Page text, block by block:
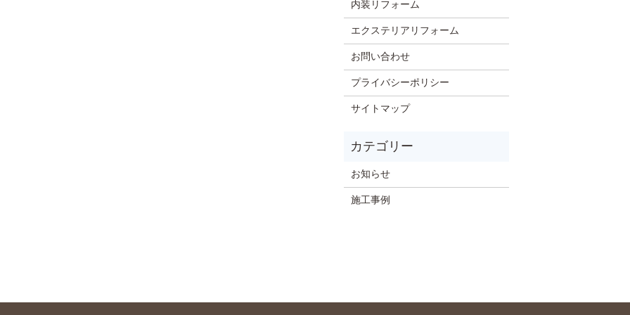
内装リフォーム
エクステリアリフォーム
お問い合わせ
プライバシーポリシー
サイトマップ
お知らせ
施工事例